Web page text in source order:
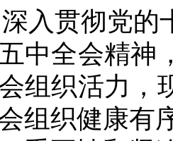
贯彻党的
中全会精神
组织活力，
组织健康有